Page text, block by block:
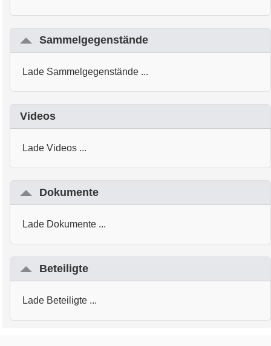
Sammelgegenstände
Lade Sammelgegenstände ...
Videos
Lade Videos ...
Dokumente
Lade Dokumente ...
Beteiligte
Lade Beteiligte ...